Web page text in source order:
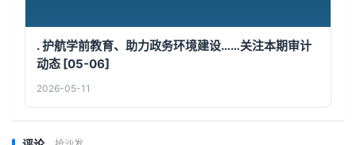
. 护航学前教育、助力政务环境建设……关注本期审计
动态 [05-06]
2026-05-11